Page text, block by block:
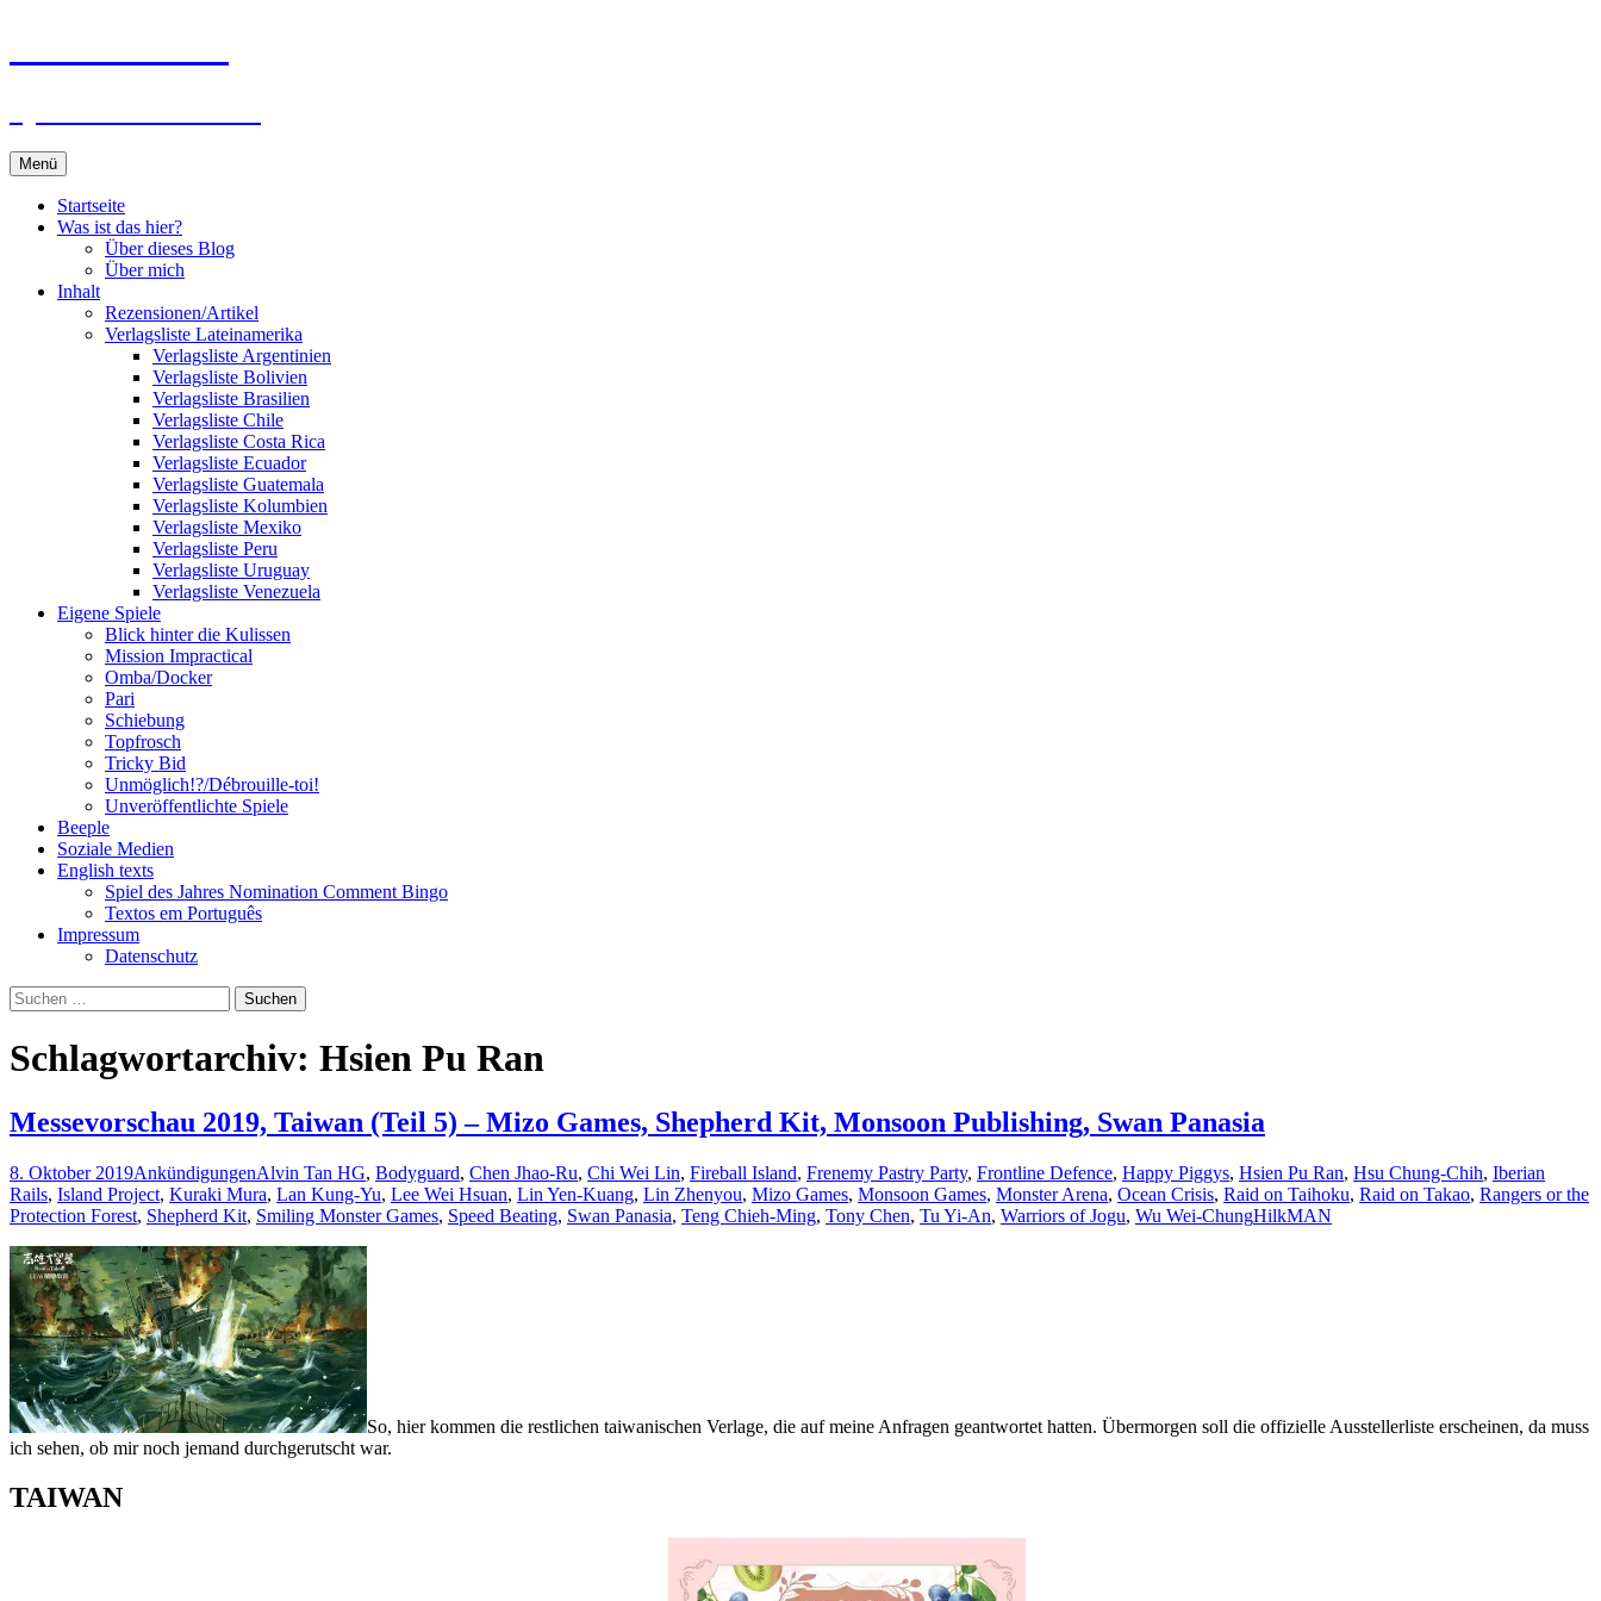
Menü
Startseite
Was ist das hier?
Über dieses Blog
Über mich
Inhalt
Rezensionen/Artikel
Verlagsliste Lateinamerika
Verlagsliste Argentinien
Verlagsliste Bolivien
Verlagsliste Brasilien
Verlagsliste Chile
Verlagsliste Costa Rica
Verlagsliste Ecuador
Verlagsliste Guatemala
Verlagsliste Kolumbien
Verlagsliste Mexiko
Verlagsliste Peru
Verlagsliste Uruguay
Verlagsliste Venezuela
Eigene Spiele
Blick hinter die Kulissen
Mission Impractical
Omba/Docker
Pari
Schiebung
Topfrosch
Tricky Bid
Unmöglich!?/Débrouille-toi!
Unveröffentlichte Spiele
Beeple
Soziale Medien
English texts
Spiel des Jahres Nomination Comment Bingo
Textos em Português
Impressum
Datenschutz
Suchen
nach:
Schlagwortarchiv: Hsien Pu Ran
Messevorschau 2019, Taiwan (Teil 5) – Mizo Games, Shepherd Kit, Monsoon Publishing, Swan Panasia
8. Oktober 2019AnkündigungenAlvin Tan HG, Bodyguard, Chen Jhao-Ru, Chi Wei Lin, Fireball Island, Frenemy Pastry Party, Frontline Defence, Happy Piggys, Hsien Pu Ran, Hsu Chung-Chih, Iberian
Rails, Island Project, Kuraki Mura, Lan Kung-Yu, Lee Wei Hsuan, Lin Yen-Kuang, Lin Zhenyou, Mizo Games, Monsoon Games, Monster Arena, Ocean Crisis, Raid on Taihoku, Raid on Takao, Rangers or the
Protection Forest, Shepherd Kit, Smiling Monster Games, Speed Beating, Swan Panasia, Teng Chieh-Ming, Tony Chen, Tu Yi-An, Warriors of Jogu, Wu Wei-ChungHilkMAN
So, hier kommen die restlichen taiwanischen Verlage, die auf meine Anfragen geantwortet hatten. Übermorgen soll die offizielle Ausstellerliste erscheinen, da muss
ich sehen, ob mir noch jemand durchgerutscht war.
TAIWAN